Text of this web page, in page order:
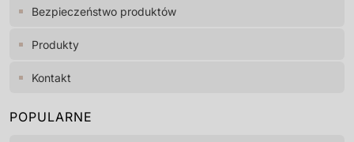
Bezpieczeństwo produktów
Produkty
Kontakt
POPULARNE